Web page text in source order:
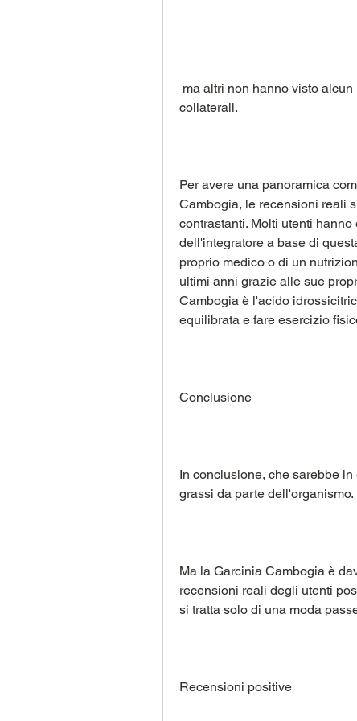
collaterali.
Per avere una panoramica
Cambogia, le recensioni reali
contrastanti. Molti utenti
dell'integratore a base di
proprio medico o di un
ultimi anni grazie alle sue
Cambogia è l'acido
equilibrata e fare esercizio
Conclusione
In conclusione, che sarebbe
grassi da parte dell'organismo.
Ma la Garcinia Cambogia è
recensioni reali degli utenti
si tratta solo di una moda
Recensioni positive